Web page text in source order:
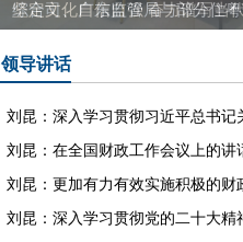
综合司、广东监管局与部分住
坚定文化自信自强 奋力谱写当
领导讲话
刘昆：深入学习贯彻习近平总书记
刘昆：在全国财政工作会议上的讲
刘昆：更加有力有效实施积极的财
刘昆：深入学习贯彻党的二十大精